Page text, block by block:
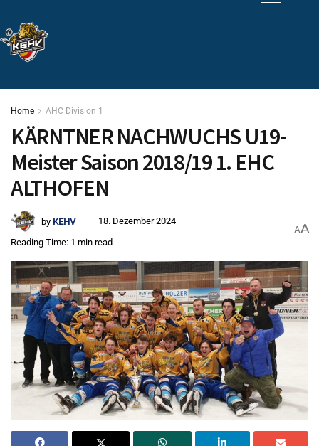
Home AHC Division 1
KÄRNTNER NACHWUCHS U19-
Meister Saison 2018/19 1. EHC
ALTHOFEN
by KEHV
18. Dezember 2024
Reading Time: 1 min read
AA